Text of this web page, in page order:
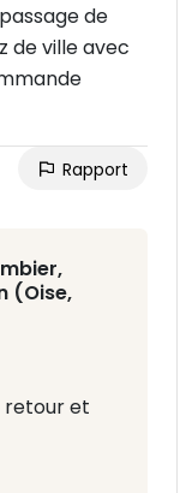
de
de ville avec
Rapport
(Oise,
retour et